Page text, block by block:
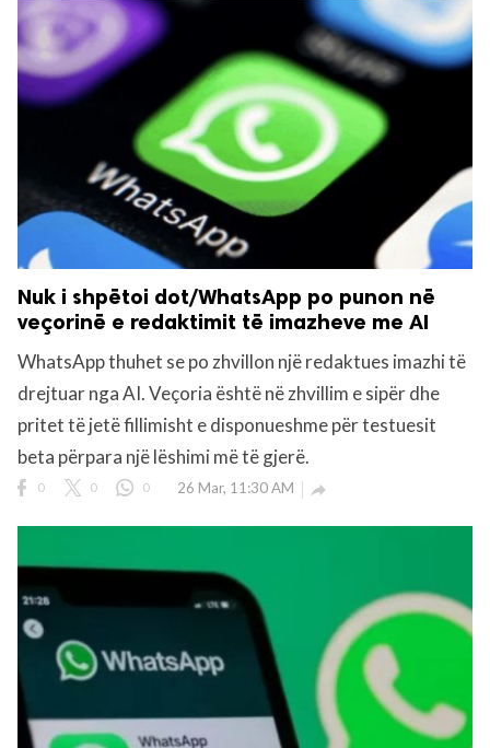
Nuk i shpëtoi dot/WhatsApp po punon në
veçorinë e redaktimit të imazheve me AI
WhatsApp thuhet se po zhvillon një redaktues imazhi të
drejtuar nga AI. Veçoria është në zhvillim e sipër dhe
pritet të jetë fillimisht e disponueshme për testuesit
beta përpara një lëshimi më të gjerë.
0 0 0 26 Mar, 11:30 AM 